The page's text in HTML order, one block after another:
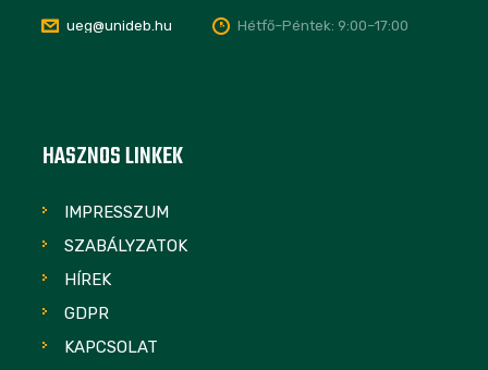
ueg@unideb.hu Hétfő–Péntek: 9:00–17:00
HASZNOS LINKEK
IMPRESSZUM
SZABÁLYZATOK
HÍREK
GDPR
KAPCSOLAT